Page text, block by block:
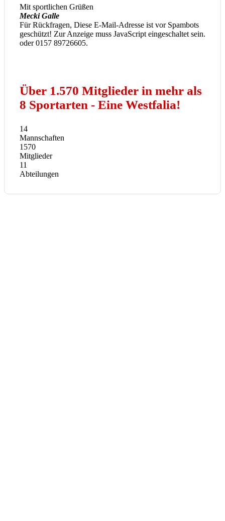
Mit sportlichen Grüßen
Mecki Galle
Für Rückfragen, Diese E-Mail-Adresse ist vor Spambots
geschützt! Zur Anzeige muss JavaScript eingeschaltet sein.
oder 0157 89726605.
Über 1.570 Mitglieder in mehr als
8 Sportarten - Eine Westfalia!
14
Mannschaften
1570
Mitglieder
11
Abteilungen